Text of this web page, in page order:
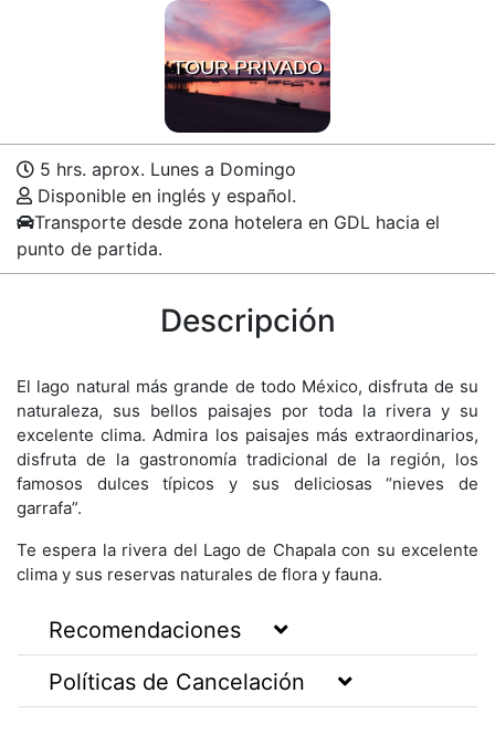
TOUR PRIVADO
5 hrs. aprox. Lunes a Domingo
Disponible en inglés y español.
Transporte desde zona hotelera en GDL hacia el
punto de partida.
Descripción
El lago natural más grande de todo México, disfruta de su
naturaleza, sus bellos paisajes por toda la rivera y su
excelente clima. Admira los paisajes más extraordinarios,
disfruta de la gastronomía tradicional de la región, los
famosos dulces típicos y sus deliciosas “nieves de
garrafa”.
Te espera la rivera del Lago de Chapala con su excelente
clima y sus reservas naturales de flora y fauna.
Recomendaciones
Políticas de Cancelación